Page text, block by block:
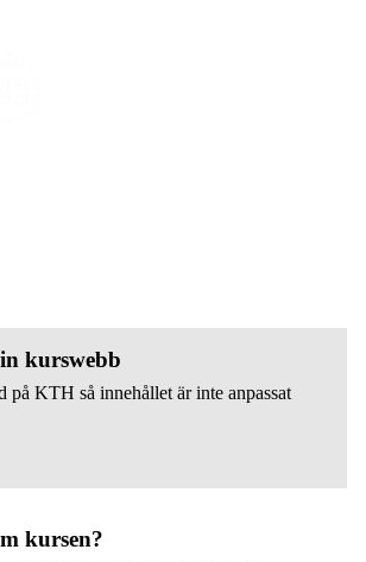
kurswebb
på KTH så innehållet är inte anpassat
kursen?